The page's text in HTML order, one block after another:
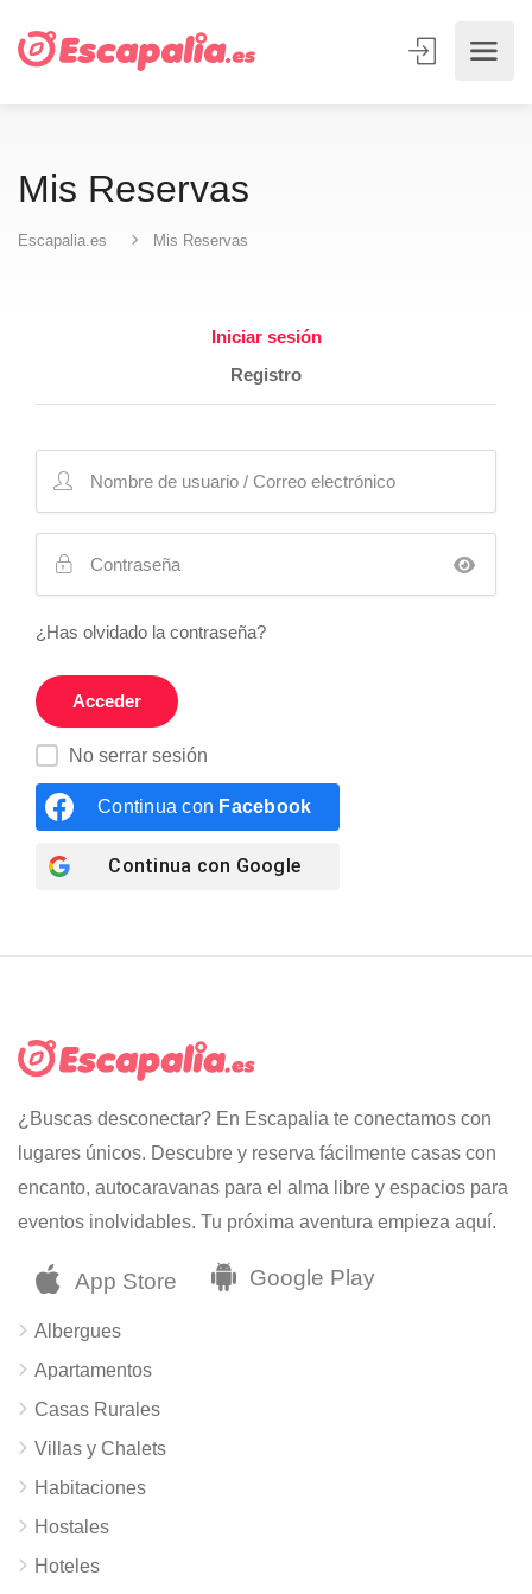
Mis Reservas
Escapalia.es Mis Reservas
Iniciar sesión
Registro
¿Has olvidado la contraseña?
No serrar sesión
Continua con Facebook
Continua con Google
¿Buscas desconectar? En Escapalia te conectamos con
lugares únicos. Descubre y reserva fácilmente casas con
encanto, autocaravanas para el alma libre y espacios para
eventos inolvidables. Tu próxima aventura empieza aquí.
Albergues
Apartamentos
Casas Rurales
Villas y Chalets
Habitaciones
Hostales
Hoteles